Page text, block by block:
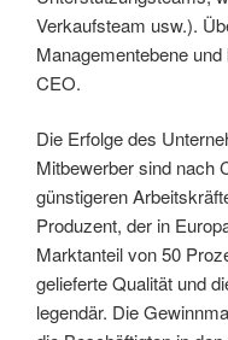
Verkaufsteam usw.).
Managementebene
CEO.
Die Erfolge des
Mitbewerber sind nach
günstigeren
Produzent, der in
Marktanteil von 50
gelieferte Qualität und
legendär. Die